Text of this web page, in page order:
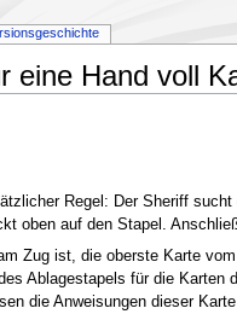
eine Hand voll
Regel: Der Sheriff sucht
oben auf den Stapel.
Zug ist, die oberste Karte
Ablagestapels für die
die Anweisungen dieser